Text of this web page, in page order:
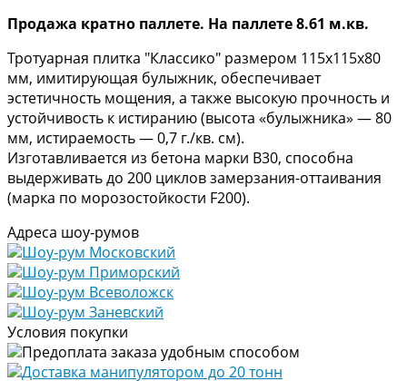
Продажа кратно паллете. На паллете 8.61 м.кв.
Тротуарная плитка "Классико" размером 115х115х80
мм, имитирующая булыжник, обеспечивает
эстетичность мощения, а также высокую прочность и
устойчивость к истиранию (высота «булыжника» — 80
мм, истираемость — 0,7 г./кв. см).
Изготавливается из бетона марки В30, способна
выдерживать до 200 циклов замерзания-оттаивания
(марка по морозостойкости F200).
Адреса шоу-румов
Шоу-рум Московский
Шоу-рум Приморский
Шоу-рум Всеволожск
Шоу-рум Заневский
Условия покупки
Предоплата заказа удобным способом
Доставка манипулятором до 20 тонн